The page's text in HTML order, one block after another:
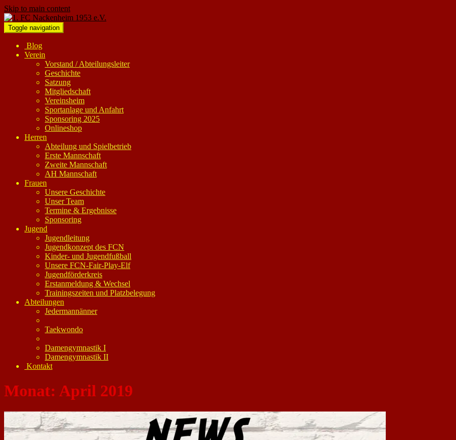
Skip to main content
Toggle navigation
Blog
Verein
Vorstand / Abteilungsleiter
Geschichte
Satzung
Mitgliedschaft
Vereinsheim
Sportanlage und Anfahrt
Sponsoring 2025
Onlineshop
Herren
Abteilung und Spielbetrieb
Erste Mannschaft
Zweite Mannschaft
AH Mannschaft
Frauen
Unsere Geschichte
Unser Team
Termine & Ergebnisse
Sponsoring
Jugend
Jugendleitung
Jugendkonzept des FCN
Kinder- und Jugendfußball
Unsere FCN-Fair-Play-Elf
Jugendförderkreis
Erstanmeldung & Wechsel
Trainingszeiten und Platzbelegung
Abteilungen
Jedermannänner
Taekwondo
Damengymnastik I
Damengymnastik II
Kontakt
Monat: April 2019